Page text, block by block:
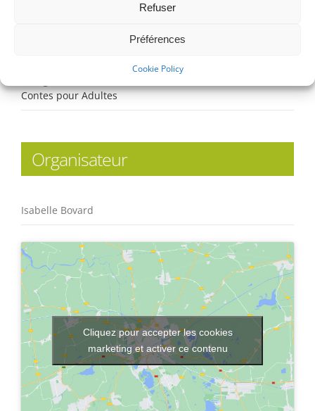
Refuser
Préférences
Cookie Policy
Contes pour Adultes
Organisateur
Isabelle Bovard
Cliquez pour accepter les cookies
marketing et activer ce contenu